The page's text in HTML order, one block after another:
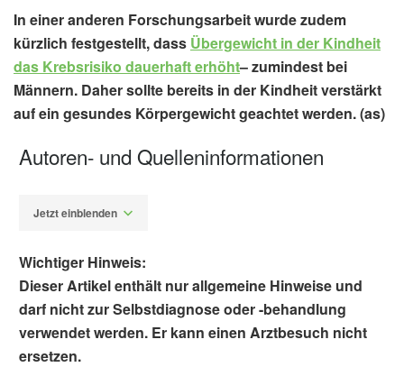
In einer anderen Forschungsarbeit wurde zudem
kürzlich festgestellt, dass Übergewicht in der Kindheit
das Krebsrisiko dauerhaft erhöht– zumindest bei
Männern. Daher sollte bereits in der Kindheit verstärkt
auf ein gesundes Körpergewicht geachtet werden. (as)
Autoren- und Quelleninformationen
Jetzt einblenden
Wichtiger Hinweis:
Dieser Artikel enthält nur allgemeine Hinweise und
darf nicht zur Selbstdiagnose oder -behandlung
verwendet werden. Er kann einen Arztbesuch nicht
ersetzen.